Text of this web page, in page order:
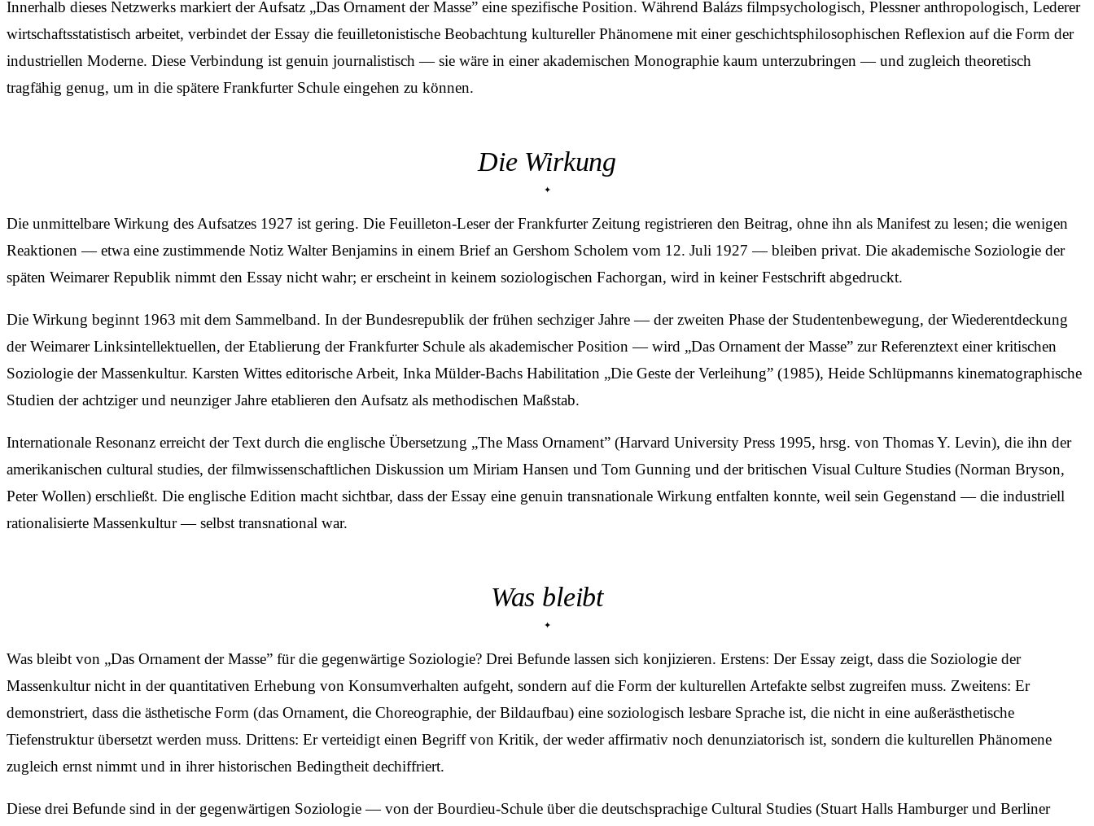
Innerhalb dieses Netzwerks markiert der Aufsatz „Das Ornament der Masse” eine spezifische Position. Während Balázs filmpsychologisch, Plessner anthropologisch, Lederer
wirtschaftsstatistisch arbeitet, verbindet der Essay die feuilletonistische Beobachtung kultureller Phänomene mit einer geschichtsphilosophischen Reflexion auf die Form der
industriellen Moderne. Diese Verbindung ist genuin journalistisch — sie wäre in einer akademischen Monographie kaum unterzubringen — und zugleich theoretisch
tragfähig genug, um in die spätere Frankfurter Schule eingehen zu können.
Die Wirkung
Die unmittelbare Wirkung des Aufsatzes 1927 ist gering. Die Feuilleton-Leser der Frankfurter Zeitung registrieren den Beitrag, ohne ihn als Manifest zu lesen; die wenigen
Reaktionen — etwa eine zustimmende Notiz Walter Benjamins in einem Brief an Gershom Scholem vom 12. Juli 1927 — bleiben privat. Die akademische Soziologie der
späten Weimarer Republik nimmt den Essay nicht wahr; er erscheint in keinem soziologischen Fachorgan, wird in keiner Festschrift abgedruckt.
Die Wirkung beginnt 1963 mit dem Sammelband. In der Bundesrepublik der frühen sechziger Jahre — der zweiten Phase der Studentenbewegung, der Wiederentdeckung
der Weimarer Linksintellektuellen, der Etablierung der Frankfurter Schule als akademischer Position — wird „Das Ornament der Masse” zur Referenztext einer kritischen
Soziologie der Massenkultur. Karsten Wittes editorische Arbeit, Inka Mülder-Bachs Habilitation „Die Geste der Verleihung” (1985), Heide Schlüpmanns kinematographische
Studien der achtziger und neunziger Jahre etablieren den Aufsatz als methodischen Maßstab.
Internationale Resonanz erreicht der Text durch die englische Übersetzung „The Mass Ornament” (Harvard University Press 1995, hrsg. von Thomas Y. Levin), die ihn der
amerikanischen cultural studies, der filmwissenschaftlichen Diskussion um Miriam Hansen und Tom Gunning und der britischen Visual Culture Studies (Norman Bryson,
Peter Wollen) erschließt. Die englische Edition macht sichtbar, dass der Essay eine genuin transnationale Wirkung entfalten konnte, weil sein Gegenstand — die industriell
rationalisierte Massenkultur — selbst transnational war.
Was bleibt
Was bleibt von „Das Ornament der Masse” für die gegenwärtige Soziologie? Drei Befunde lassen sich konjizieren. Erstens: Der Essay zeigt, dass die Soziologie der
Massenkultur nicht in der quantitativen Erhebung von Konsumverhalten aufgeht, sondern auf die Form der kulturellen Artefakte selbst zugreifen muss. Zweitens: Er
demonstriert, dass die ästhetische Form (das Ornament, die Choreographie, der Bildaufbau) eine soziologisch lesbare Sprache ist, die nicht in eine außerästhetische
Tiefenstruktur übersetzt werden muss. Drittens: Er verteidigt einen Begriff von Kritik, der weder affirmativ noch denunziatorisch ist, sondern die kulturellen Phänomene
zugleich ernst nimmt und in ihrer historischen Bedingtheit dechiffriert.
Diese drei Befunde sind in der gegenwärtigen Soziologie — von der Bourdieu-Schule über die deutschsprachige Cultural Studies (Stuart Halls Hamburger und Berliner